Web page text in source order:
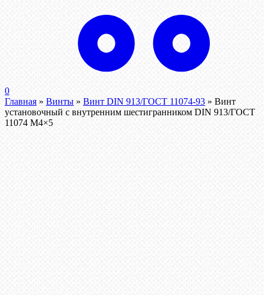
0
Главная » Винты » Винт DIN 913/ГОСТ 11074-93 » Винт
установочный с внутренним шестигранником DIN 913/ГОСТ
11074 М4×5